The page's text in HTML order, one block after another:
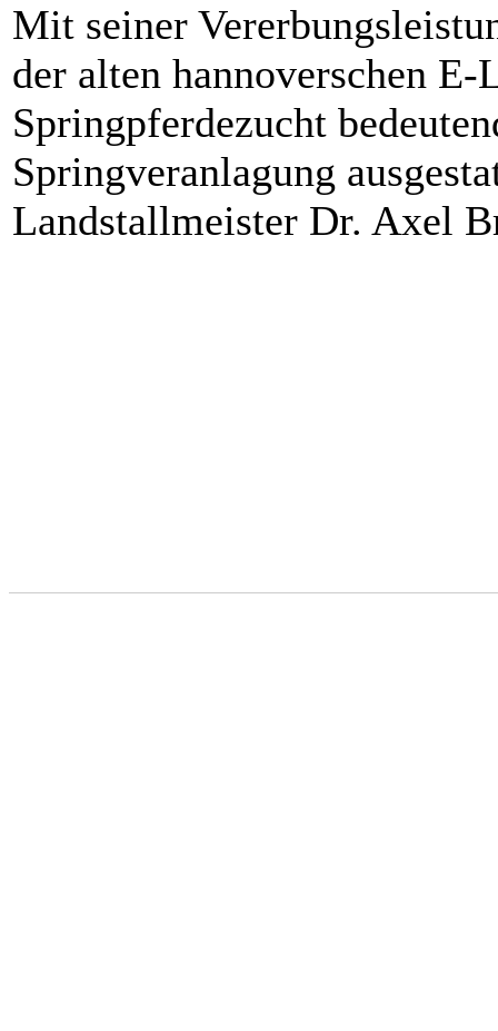
Mit seiner
der alten hannoverschen
Springpferdezucht
Springveranlagung
Landstallmeister Dr. Axel